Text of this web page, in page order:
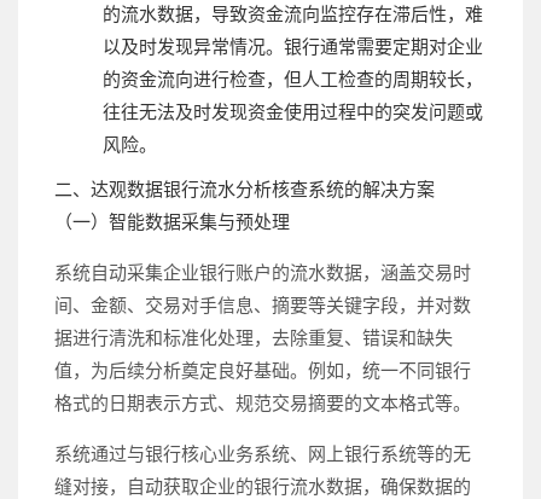
的流水数据，导致资金流向监控存在滞后性，难
以及时发现异常情况。银行通常需要定期对企业
的资金流向进行检查，但人工检查的周期较长，
往往无法及时发现资金使用过程中的突发问题或
风险。
二、达观数据银行流水分析核查系统的解决方案
（一）智能数据采集与预处理
系统自动采集企业银行账户的流水数据，涵盖交易时
间、金额、交易对手信息、摘要等关键字段，并对数
据进行清洗和标准化处理，去除重复、错误和缺失
值，为后续分析奠定良好基础。例如，统一不同银行
格式的日期表示方式、规范交易摘要的文本格式等。
系统通过与银行核心业务系统、网上银行系统等的无
缝对接，自动获取企业的银行流水数据，确保数据的